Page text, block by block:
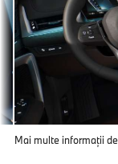
Mai multe informaţii